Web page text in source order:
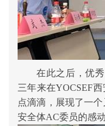
在此之后，优秀
三年来在YOCSEF
点滴滴，展现了一
安全体AC委员的感